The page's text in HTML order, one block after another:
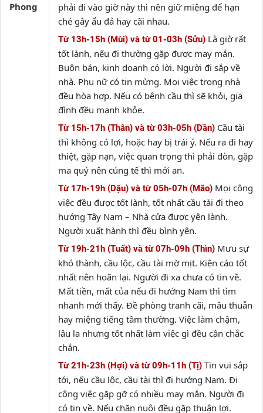
Phong
phải đi vào giờ này thì nên giữ miệng để hạn
ché gây ẩu đả hay cãi nhau.
Từ 13h-15h (Mùi) và từ 01-03h (Sửu) Là giờ rất
tốt lành, nếu đi thường gặp được may mắn.
Buôn bán, kinh doanh có lời. Người đi sắp về
nhà. Phụ nữ có tin mừng. Mọi việc trong nhà
đều hòa hợp. Nếu có bệnh cầu thì sẽ khỏi, gia
đình đều mạnh khỏe.
Từ 15h-17h (Thân) và từ 03h-05h (Dần) Cầu tài
thì không có lợi, hoặc hay bị trái ý. Nếu ra đi hay
thiệt, gặp nạn, việc quan trọng thì phải đòn, gặp
ma quỷ nên cúng tế thì mới an.
Từ 17h-19h (Dậu) và từ 05h-07h (Mão) Mọi công
việc đều được tốt lành, tốt nhất cầu tài đi theo
hướng Tây Nam – Nhà cửa được yên lành.
Người xuất hành thì đều bình yên.
Từ 19h-21h (Tuất) và từ 07h-09h (Thìn) Mưu sự
khó thành, cầu lộc, cầu tài mờ mịt. Kiện cáo tốt
nhất nên hoãn lại. Người đi xa chưa có tin về.
Mất tiền, mất của nếu đi hướng Nam thì tìm
nhanh mới thấy. Đề phòng tranh cãi, mâu thuẫn
hay miệng tiếng tầm thường. Việc làm chậm,
lâu la nhưng tốt nhất làm việc gì đều cần chắc
chắn.
Từ 21h-23h (Hợi) và từ 09h-11h (Tị) Tin vui sắp
tới, nếu cầu lộc, cầu tài thì đi hướng Nam. Đi
công việc gặp gỡ có nhiều may mắn. Người đi
có tin về. Nếu chăn nuôi đều gặp thuận lợi.